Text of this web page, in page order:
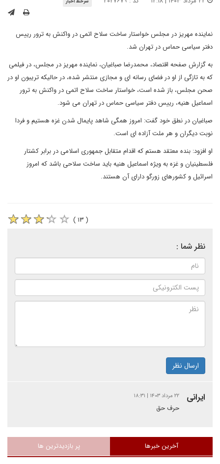
نماینده مهریز در مجلس خواستار ساخت سلاح اتمی در واکنش به ترور رییس
دفتر سیاسی حماس در تهران شد.
به گزارش صفحه اقتصاد، محمدرضا صباغیان، نماینده مهریز در مجلس، در فیلمی
که به تازگی از او در فضای رسانه ای و مجازی منتشر شده، در حالیکه تریبون او در
صحن مجلس، باز شده است، خواستار ساخت سلاح اتمی در واکنش به ترور
اسماعیل هنیه، رییس دفتر سیاسی حماس در تهران می شود.
صباغیان در نطق خود گفت: امروز همگی شاهد پایمال شدن غزه هستیم و فردا
نوبت دیگران و هر ملت آزاده ای است.
او افزود: بنده معتقد هستم که اقدام متقابل جمهوری اسلامی در برابر کشتار
فلسطینیان و غزه به ویژه اسماعیل هنیه باید ساخت سلاحی باشد که امروز
اسرائیل و کشورهای زورگو دارای آن هستند.
( ۱۳ )
نظر شما :
ارسال نظر
ایرانی ۲۲ مرداد ۱۴۰۳ | ۱۸:۳۱
حرف حق
آخرین خبرها پر بازدیدترین ها